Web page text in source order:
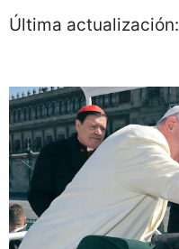
Última actualización: